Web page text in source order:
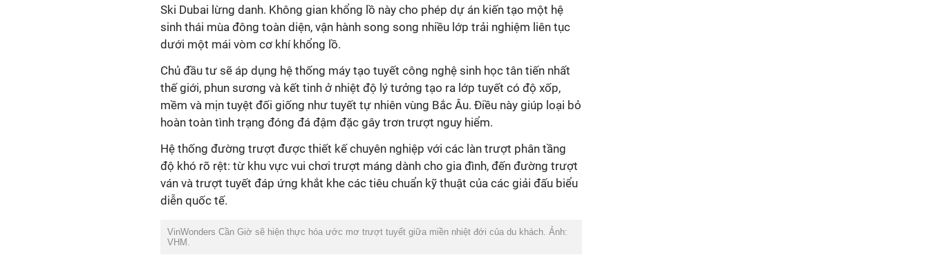
Ski Dubai lừng danh. Không gian khổng lồ này cho phép dự án kiến tạo một hệ
sinh thái mùa đông toàn diện, vận hành song song nhiều lớp trải nghiệm liên tục
dưới một mái vòm cơ khí khổng lồ.
Chủ đầu tư sẽ áp dụng hệ thống máy tạo tuyết công nghệ sinh học tân tiến nhất
thế giới, phun sương và kết tinh ở nhiệt độ lý tưởng tạo ra lớp tuyết có độ xốp,
mềm và mịn tuyệt đối giống như tuyết tự nhiên vùng Bắc Âu. Điều này giúp loại bỏ
hoàn toàn tình trạng đóng đá đậm đặc gây trơn trượt nguy hiểm.
Hệ thống đường trượt được thiết kế chuyên nghiệp với các làn trượt phân tầng
độ khó rõ rệt: từ khu vực vui chơi trượt máng dành cho gia đình, đến đường trượt
ván và trượt tuyết đáp ứng khắt khe các tiêu chuẩn kỹ thuật của các giải đấu biểu
diễn quốc tế.
VinWonders Cần Giờ sẽ hiện thực hóa ước mơ trượt tuyết giữa miền nhiệt đới của du khách. Ảnh:
VHM.